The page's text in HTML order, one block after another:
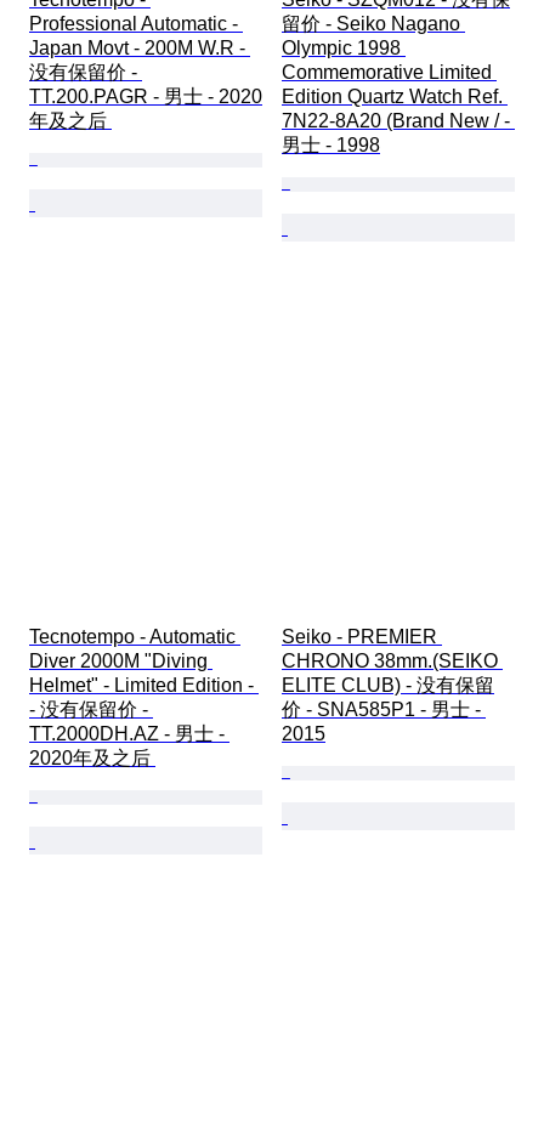
Professional Automatic -
Japan Movt - 200M W.R -
没有保留价 -
TT.200.PAGR - 男士 - 2020
年及之后
留价 - Seiko Nagano
Olympic 1998
Commemorative Limited
Edition Quartz Watch Ref.
7N22-8A20 (Brand New / -
男士 - 1998
Tecnotempo - Automatic
Diver 2000M "Diving
Helmet" - Limited Edition -
- 没有保留价 -
TT.2000DH.AZ - 男士 -
2020年及之后
Seiko - PREMIER
CHRONO 38mm.(SEIKO
ELITE CLUB) - 没有保留
价 - SNA585P1 - 男士 -
2015